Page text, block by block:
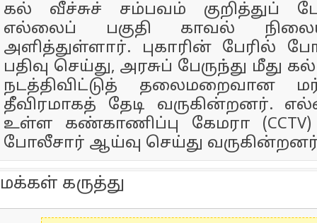
கல் வீச்சுச் சம்பவம் குறித்துப்
எல்லைப் பகுதி காவல்
அளித்துள்ளார். புகாரின் பேரில்
பதிவு செய்து, அரசுப் பேருந்து மீது
நடத்திவிட்டுத் தலைமறைவான
தீவிரமாகத் தேடி வருகின்றனர்.
உள்ள கண்காணிப்பு கேமரா (CCTV)
போலீசார் ஆய்வு செய்து
மக்கள் கருத்து